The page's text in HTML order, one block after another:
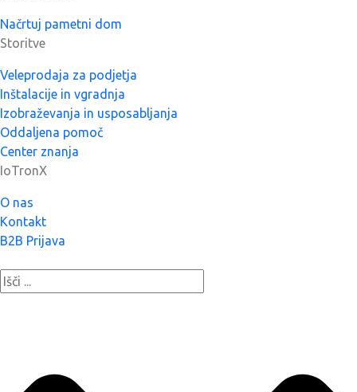
Načrtuj pametni dom
Storitve
Veleprodaja za podjetja
Inštalacije in vgradnja
Izobraževanja in usposabljanja
Oddaljena pomoč
Center znanja
IoTronX
O nas
Kontakt
B2B Prijava